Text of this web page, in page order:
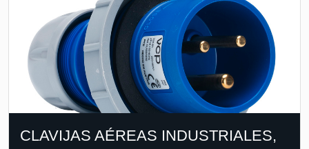
CLAVIJAS AÉREAS INDUSTRIALES,